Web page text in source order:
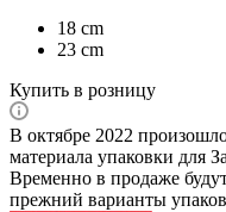
18 cm
23 cm
Купить в розницу
В октябре 2022
материала упаковки для
Временно в продаже
прежний варианты